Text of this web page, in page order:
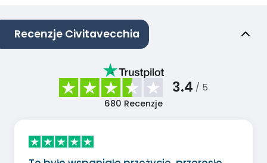
Recenzje Civitavecchia
3.4 / 5
680 Recenzje